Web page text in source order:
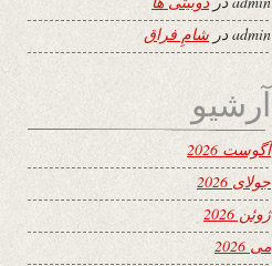
admin در شامِ فراق
آرشیو
آگوست 2026
جولای 2026
ژوئن 2026
می 2026